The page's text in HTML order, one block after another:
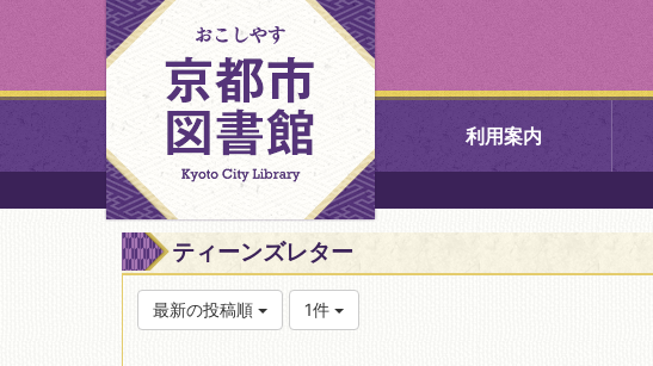
利用案内
中央図書館
北図書館
ティーンズレター
最新の投稿順 1件